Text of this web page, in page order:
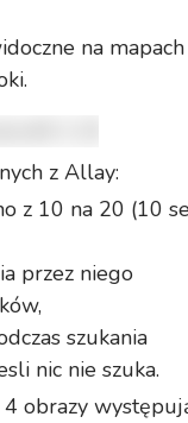
na
z Allay:
z 10 na 20 (10
przez niego
szukania
nic nie szuka.
obrazy